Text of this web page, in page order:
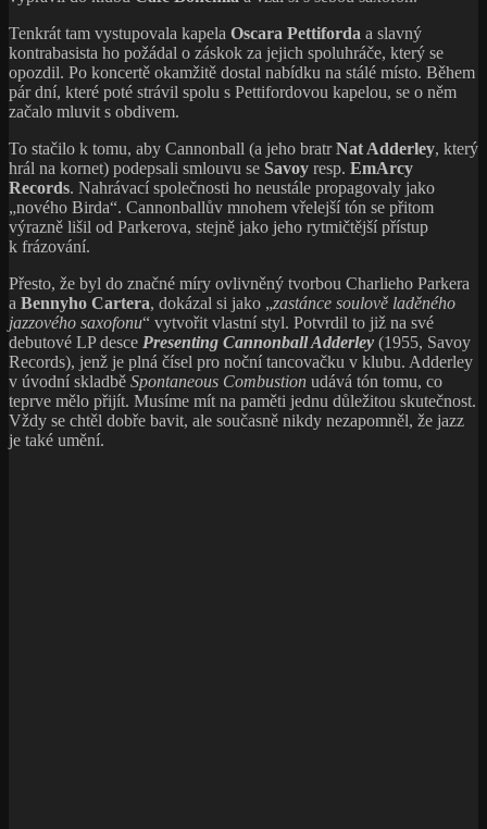
Tenkrát tam vystupovala kapela Oscara Pettiforda a slavný
kontrabasista ho požádal o záskok za jejich spoluhráče, který se
opozdil. Po koncertě okamžitě dostal nabídku na stálé místo. Během
pár dní, které poté strávil spolu s Pettifordovou kapelou, se o něm
začalo mluvit s obdivem.
To stačilo k tomu, aby Cannonball (a jeho bratrNat Adderley, který
hrál na kornet) podepsali smlouvu se Savoy resp. EmArcy
Records. Nahrávací společnosti ho neustále propagovaly jako
„nového Birda“. Cannonballův mnohem vřelejší tón se přitom
výrazně lišil od Parkerova, stejně jako jeho rytmičtější přístup
k frázování.
Přesto, že byl do značné míry ovlivněný tvorbou Charlieho Parkera
a Bennyho Cartera, dokázal si jako „zastánce soulově laděného
jazzového saxofonu“ vytvořit vlastní styl. Potvrdil to již na své
debutové LP desce Presenting Cannonball Adderley (1955, Savoy
Records), jenž je plná čísel pro noční tancovačku v klubu. Adderley
v úvodní skladbě Spontaneous Combustion udává tón tomu, co
teprve mělo přijít. Musíme mít na paměti jednu důležitou skutečnost.
Vždy se chtěl dobře bavit, ale současně nikdy nezapomněl, že jazz
je také umění.